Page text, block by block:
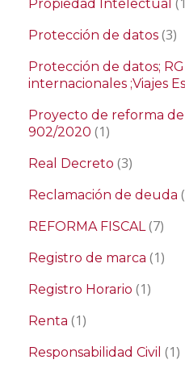
Propiedad Intelectual
Protección de datos (3)
Protección de datos;
internacionales ;Viajes
Proyecto de reforma
902/2020 (1)
Real Decreto (3)
Reclamación de deuda
REFORMA FISCAL(7)
Registro de marca (1)
Registro Horario (1)
Renta (1)
Responsabilidad Civil (1)